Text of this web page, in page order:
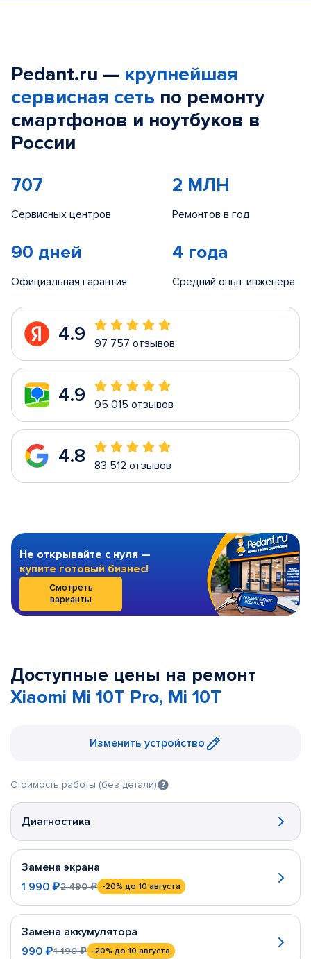
Pedant.ru — крупнейшая
сервисная сеть по ремонту
смартфонов и ноутбуков в
России
707
Сервисных центров
2 МЛН
Ремонтов в год
90 дней
Официальная гарантия
4 года
Средний опыт инженера
4.9 97 757 отзывов
4.9 95 015 отзывов
4.8 83 512 отзывов
Не открывайте с нуля —
купите готовый бизнес!
Смотреть
варианты
Доступные цены на ремонт
Xiaomi Mi 10T Pro, Mi 10T
Изменить устройство
Стоимость работы (без детали)
Диагностика
Замена экрана
1 990 ₽2 490 ₽ -20% до 10 августа
Замена аккумулятора
990 ₽1 190 ₽ -20% до 10 августа